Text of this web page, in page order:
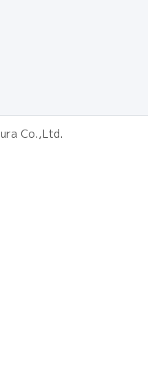
Co.,Ltd.